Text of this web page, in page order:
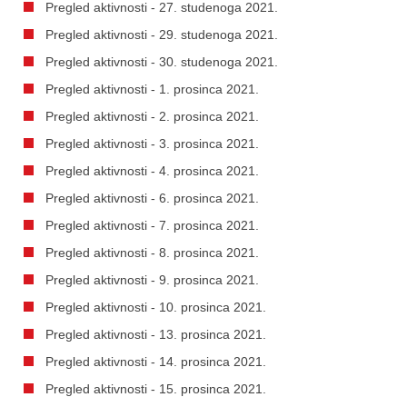
Pregled aktivnosti - 27. studenoga 2021.
Pregled aktivnosti - 29. studenoga 2021.
Pregled aktivnosti - 30. studenoga 2021.
Pregled aktivnosti - 1. prosinca 2021.
Pregled aktivnosti - 2. prosinca 2021.
Pregled aktivnosti - 3. prosinca 2021.
Pregled aktivnosti - 4. prosinca 2021.
Pregled aktivnosti - 6. prosinca 2021.
Pregled aktivnosti - 7. prosinca 2021.
Pregled aktivnosti - 8. prosinca 2021.
Pregled aktivnosti - 9. prosinca 2021.
Pregled aktivnosti - 10. prosinca 2021.
Pregled aktivnosti - 13. prosinca 2021.
Pregled aktivnosti - 14. prosinca 2021.
Pregled aktivnosti - 15. prosinca 2021.